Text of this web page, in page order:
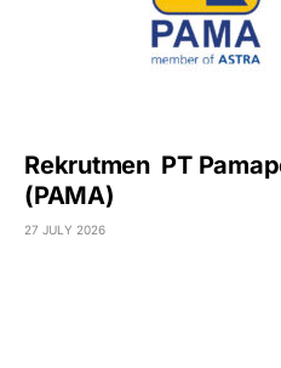
Rekrutmen PT
(PAMA)
27 JULY 2026